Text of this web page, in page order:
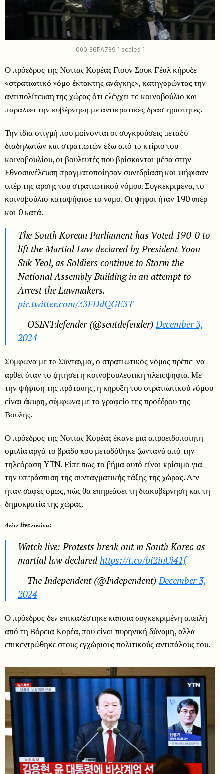
000 36PA789 1 scaled 1
Ο πρόεδρος της Νότιας Κορέας Γιουν Σουκ Γέολ κήρυξε
«στρατιωτικό νόμο έκτακτης ανάγκης», κατηγορώντας την
αντιπολίτευση της χώρας ότι ελέγχει το κοινοβούλιο και
παραλύει την κυβέρνηση με αντικρατικές δραστηριότητες.
Την ίδια στιγμή που μαίνονται οι συγκρούσεις μεταξύ
διαδηλωτών και στρατιωτών έξω από το κτίριο του
κοινοβουλίου, οι βουλευτές που βρίσκονται μέσα στην
Εθνοσυνέλευση πραγματοποίησαν συνεδρίαση και ψήφισαν
υπέρ της άρσης του στρατιωτικού νόμου. Συγκεκριμένα, το
κοινοβούλιο καταψήφισε το νόμο. Οι ψήφοι ήταν 190 υπέρ
και 0 κατά.
The South Korean Parliament has Voted 190-0 to
lift the Martial Law declared by President Yoon
Suk Yeol, as Soldiers continue to Storm the
National Assembly Building in an attempt to
Arrest the Lawmakers.
pic.twitter.com/33FDdQGE3T
— OSINTdefender (@sentdefender)December 3,
2024
Σύμφωνα με το Σύνταγμα, ο στρατιωτικός νόμος πρέπει να
αρθεί όταν το ζητήσει η κοινοβουλευτική πλειοψηφία. Με
την ψήφιση της πρότασης, η κήρυξη του στρατιωτικού νόμου
είναι άκυρη, σύμφωνα με το γραφείο της προέδρου της
Βουλής.
Ο πρόεδρος της Νότιας Κορέας έκανε μια απροειδοποίητη
ομιλία αργά το βράδυ που μεταδόθηκε ζωντανά από την
τηλεόραση YTN. Είπε πως το βήμα αυτό είναι κρίσιμο για
την υπεράσπιση της συνταγματικής τάξης της χώρας. Δεν
ήταν σαφές όμως, πώς θα επηρεάσει τη διακυβέρνηση και τη
δημοκρατία της χώρας.
Δείτε live εικόνα:
Watch live: Protests break out in South Korea as
martial law declaredhttps://t.co/bi2inUi41f
— The Independent (@Independent)December 3,
2024
Ο πρόεδρος δεν επικαλέστηκε κάποια συγκεκριμένη απειλή
από τη Βόρεια Κορέα, που είναι πυρηνική δύναμη, αλλά
επικεντρώθηκε στους εγχώριους πολιτικούς αντιπάλους του.